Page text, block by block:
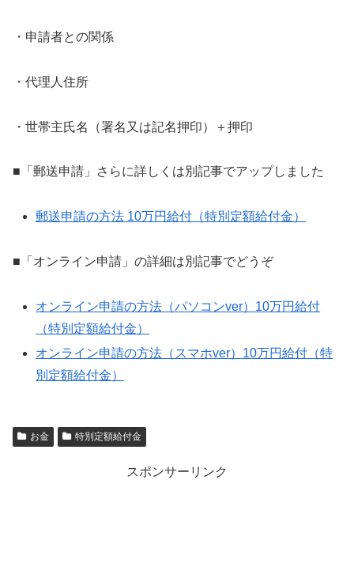
・申請者との関係
・代理人住所
・世帯主氏名（署名又は記名押印）＋押印
■「郵送申請」さらに詳しくは別記事でアップしました
郵送申請の方法 10万円給付（特別定額給付金）
■「オンライン申請」の詳細は別記事でどうぞ
オンライン申請の方法（パソコンver）10万円給付
（特別定額給付金）
オンライン申請の方法（スマホver）10万円給付（特
別定額給付金）
お金 特別定額給付金
スポンサーリンク